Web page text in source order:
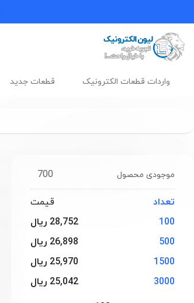
واردات قطعات الکترونیک قطعات جدید
700 موجودی محصول
تعداد
قیمت
100
28,752 ریال
500
26,898 ریال
1500
25,970 ریال
3000
25,042 ریال